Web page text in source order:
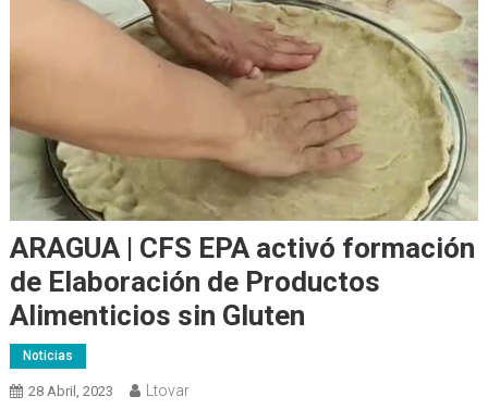
ARAGUA | CFS EPA activó formación
de Elaboración de Productos
Alimenticios sin Gluten
Noticias
28 Abril, 2023 Ltovar